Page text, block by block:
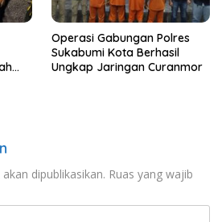
Operasi Gabungan Polres
Sukabumi Kota Berhasil
Ungkap Jaringan Curanmor
dipublikasikan. Ruas yang wajib